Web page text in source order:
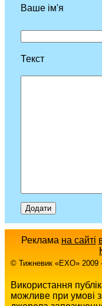
Ваше ім'я
Текст
Реклама на сайті
© Тижневик «EХO» 2009
Використання
можливе при умові